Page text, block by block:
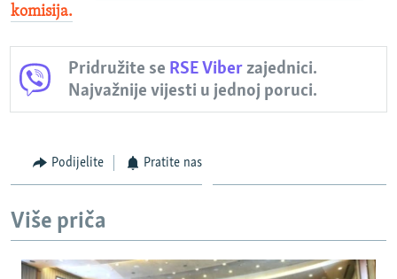
komisija.
Pridružite se RSE Viberzajednici.
Najvažnije vijesti u jednoj poruci.
Podijelite Pratite nas
Više priča